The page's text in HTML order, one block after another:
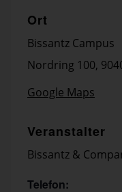
Ort
Bissantz Campus
Nordring 100,
Google Maps
Veranstalter
Bissantz &
Telefon: